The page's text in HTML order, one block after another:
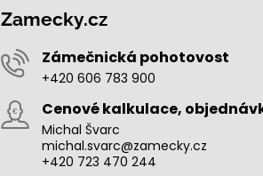
Zamecky.cz
Zámečnická pohotovost
+420 606 783 900
Cenové kalkulace,
Michal Švarc
michal.svarc@zamecky.cz
+420 723 470 244